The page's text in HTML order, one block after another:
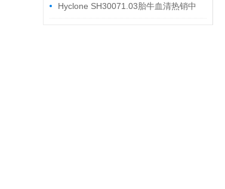
盒 Hyclone SH30071.03胎牛血清热销中